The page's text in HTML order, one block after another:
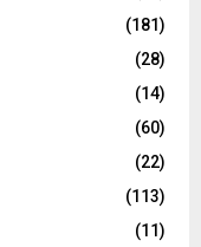
(181)
(28)
(14)
(60)
(22)
(113)
(11)